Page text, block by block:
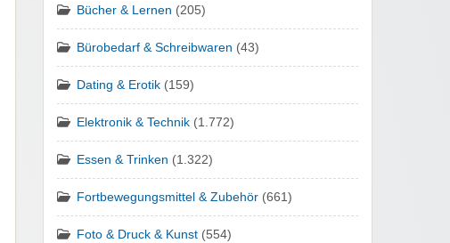
Bücher & Lernen (205)
Bürobedarf & Schreibwaren (43)
Dating & Erotik (159)
Elektronik & Technik (1.772)
Essen & Trinken (1.322)
Fortbewegungsmittel & Zubehör (661)
Foto & Druck & Kunst (554)